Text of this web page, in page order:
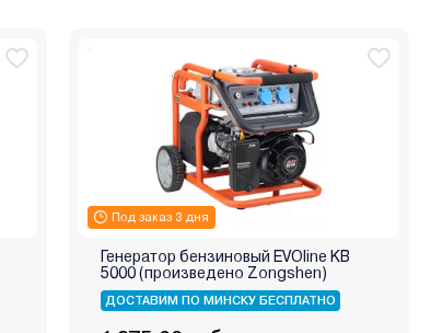
Под заказ 3 дня
Генератор бензиновый EVOline KB
5000 (произведено Zongshen)
ДОСТАВИМ ПО МИНСКУ БЕСПЛАТНО